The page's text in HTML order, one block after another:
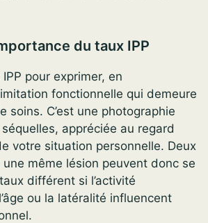
du taux IPP
pour exprimer, en
fonctionnelle qui demeure
soins. C’est une photographie
appréciée au regard
votre situation personnelle. Deux
même lésion peuvent donc se
différent si l’activité
ou la latéralité influencent